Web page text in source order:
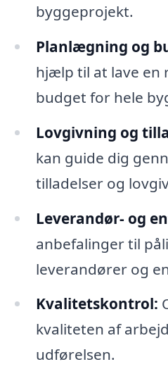
byggeprojekt.
Planlægning og
hjælp til at lave en
budget for hele
Lovgivning og
kan guide dig
tilladelser og
Leverandør- og
anbefalinger til
leverandører og
Kvalitetskontrol:
kvaliteten af
udførelsen.